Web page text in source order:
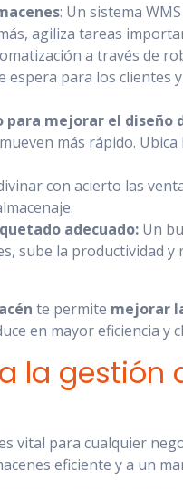
: Un sistema
agiliza tareas
a través de
espera para los clientes
mejorar el diseño
más rápido.
con acierto las
adecuado:Un
sube la productividad y
te permite mejorar
en mayor eficiencia y
la gestión
vital para cualquier
eficiente y a un